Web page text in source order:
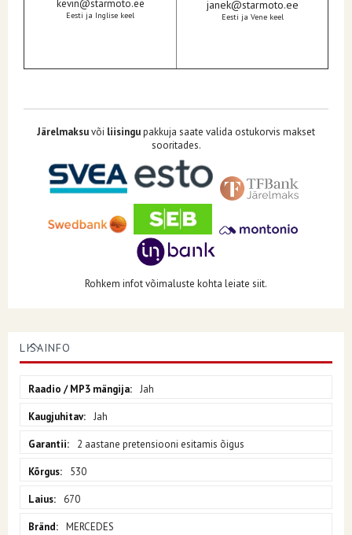
kevin@starmoto.ee
Eesti ja Inglise keel
janek@starmoto.ee
Eesti ja Vene keel
Järelmaksuvõi liisingupakkuja saate valida ostukorvis makset
sooritades.
Rohkem infot võimaluste kohta leiate siit.
LISAINFO
Jah
Jah
2 aastane pretensiooni esitamis õigus
530
670
MERCEDES